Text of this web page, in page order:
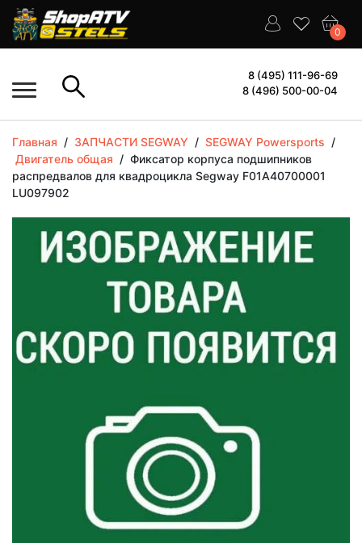
0
8 (495) 111-96-69
8 (496) 500-00-04
Главная / ЗАПЧАСТИ SEGWAY / SEGWAY Powersports /
Двигатель общая / Фиксатор корпуса подшипников
распредвалов для квадроцикла Segway F01A40700001
LU097902